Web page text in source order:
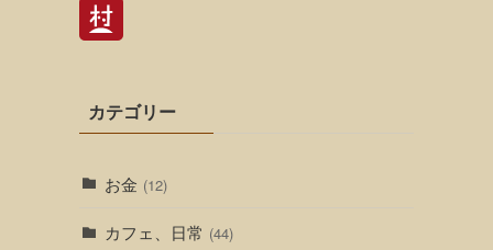
カテゴリー
お金 (12)
カフェ、日常 (44)